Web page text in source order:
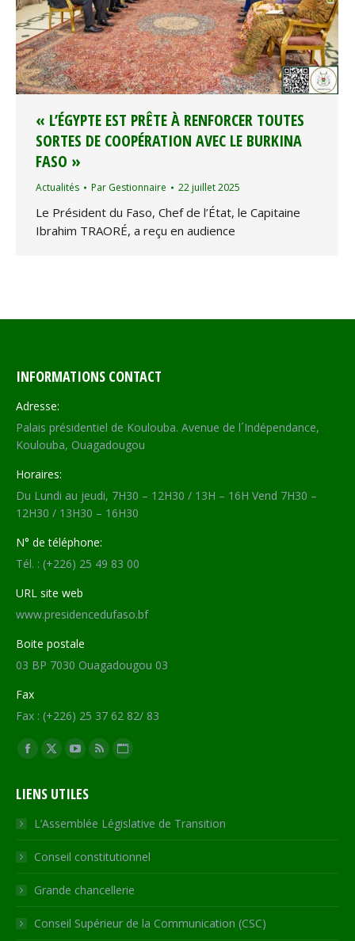
« L’ÉGYPTE EST PRÊTE À RENFORCER TOUTES
SORTES DE COOPÉRATION AVEC LE BURKINA
FASO »
Actualités Par Gestionnaire 22 juillet 2025
Le Président du Faso, Chef de l’État, le Capitaine
Ibrahim TRAORÉ, a reçu en audience
INFORMATIONS CONTACT
Adresse:
Palais présidentiel de Koulouba. Avenue de l´Indépendance,
Koulouba, Ouagadougou
Horaires:
Du Lundi au jeudi, 7H30 – 12H30 / 13H – 16H Vend 7H30 –
12H30 / 13H30 – 16H30
N° de téléphone:
Tél. : (+226) 25 49 83 00
URL site web
www.presidencedufaso.bf
Boite postale
03 BP 7030 Ouagadougou 03
Fax
Fax : (+226) 25 37 62 82/ 83
Trouvez nous sur :
Facebook
opens
in
new
window
X
opens
in
new
window
YouTube
opens
in
new
window
RSS
in
new
window
Site
opens
in
new
LIENS UTILES
L’Assemblée Législative de Transition
Conseil constitutionnel
Grande chancellerie
Conseil Supérieur de la Communication (CSC)